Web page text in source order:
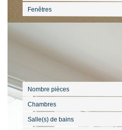
Fenêtres
Nombre pièces
Chambres
Salle(s) de bains